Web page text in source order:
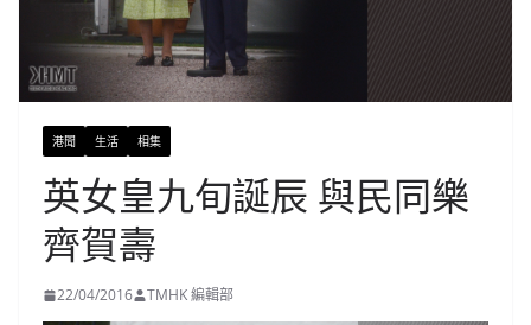
港聞 生活 相集
英女皇九旬誕辰 與民同樂
齊賀壽
22/04/2016 TMHK 編輯部